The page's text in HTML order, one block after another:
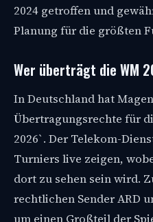
2024 getroffen und
Planung für die größten
Wer überträgt die WM
In Deutschland hat
Übertragungsrechte für
2026`. Der Telekom-
Turniers live zeigen,
dort zu sehen sein wird.
rechtlichen Sender ARD